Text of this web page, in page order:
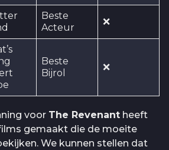
Beste
Acteur
❌
Beste
Bijrol
❌
voor The Revenant heeft
gemaakt die de moeite
We kunnen stellen dat